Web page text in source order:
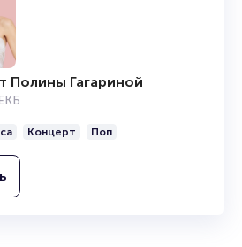
Полины Гагариной
Концерт Поп